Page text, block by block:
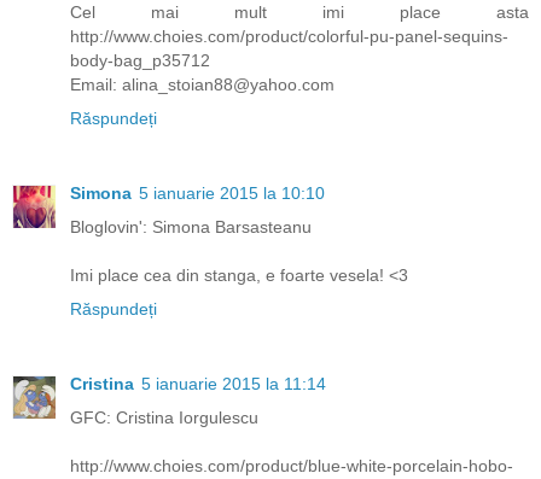
Cel mai mult imi place asta
http://www.choies.com/product/colorful-pu-panel-sequins-
body-bag_p35712
Email: alina_stoian88@yahoo.com
Răspundeți
Simona 5 ianuarie 2015 la 10:10
Bloglovin': Simona Barsasteanu
Imi place cea din stanga, e foarte vesela! <3
Răspundeți
Cristina 5 ianuarie 2015 la 11:14
GFC: Cristina Iorgulescu
http://www.choies.com/product/blue-white-porcelain-hobo-